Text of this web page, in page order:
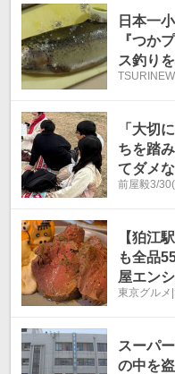
日本一
『つか
ス釣り
「大切
ちを踏
てダメ
前屋毅3/
【狛江
も全品
屋エン
東京グルメ
スーパ
の中を